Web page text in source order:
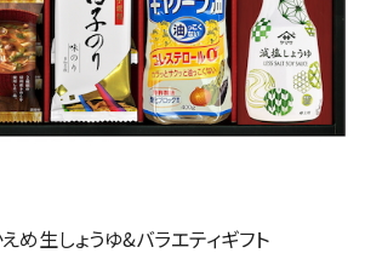
め生しょうゆ&バラエティギフト